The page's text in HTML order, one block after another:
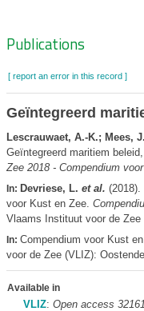
Zoeknavigatie
Publications
[ report an error in this record ]
Geïntegreerd
Lescrauwaet, A.-K.; Mees,
Geïntegreerd maritiem beleid,
Zee 2018 - Compendium
In: Devriese, L. et al.
voor Kust en Zee.
Vlaams Instituut voor de
In: Compendium voor Kust
voor de Zee (VLIZ):
Available in
VLIZ: Open access